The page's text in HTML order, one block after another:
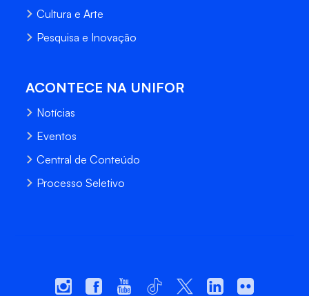
Cultura e Arte
Pesquisa e Inovação
ACONTECE NA UNIFOR
Notícias
Eventos
Central de Conteúdo
Processo Seletivo